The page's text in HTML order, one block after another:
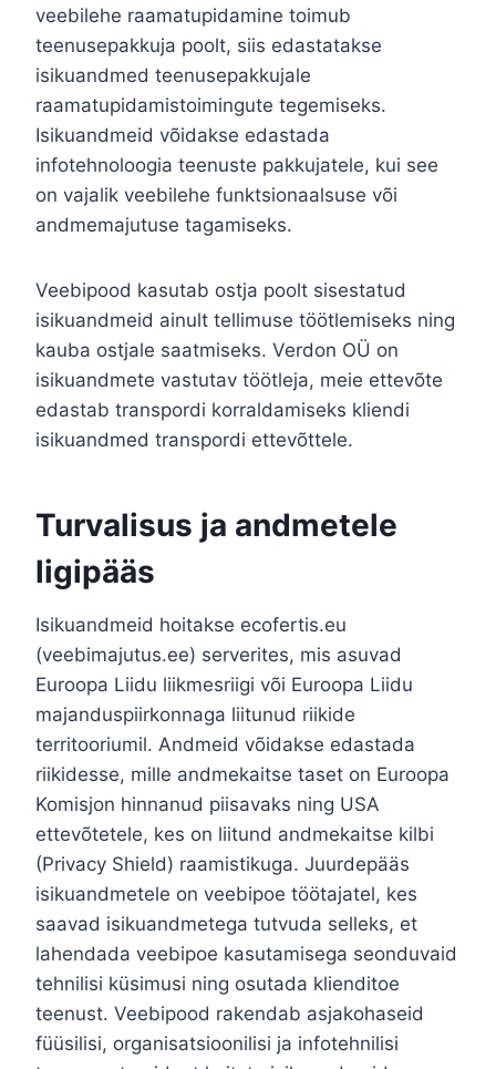
veebilehe raamatupidamine toimub
teenusepakkuja poolt, siis edastatakse
isikuandmed teenusepakkujale
raamatupidamistoimingute tegemiseks.
Isikuandmeid võidakse edastada
infotehnoloogia teenuste pakkujatele, kui see
on vajalik veebilehe funktsionaalsuse või
andmemajutuse tagamiseks.
Veebipood kasutab ostja poolt sisestatud
isikuandmeid ainult tellimuse töötlemiseks ning
kauba ostjale saatmiseks. Verdon OÜ on
isikuandmete vastutav töötleja, meie ettevõte
edastab transpordi korraldamiseks kliendi
isikuandmed transpordi ettevõttele.
Turvalisus ja andmetele
ligipääs
Isikuandmeid hoitakse ecofertis.eu
(veebimajutus.ee) serverites, mis asuvad
Euroopa Liidu liikmesriigi või Euroopa Liidu
majanduspiirkonnaga liitunud riikide
territooriumil. Andmeid võidakse edastada
riikidesse, mille andmekaitse taset on Euroopa
Komisjon hinnanud piisavaks ning USA
ettevõtetele, kes on liitund andmekaitse kilbi
(Privacy Shield) raamistikuga. Juurdepääs
isikuandmetele on veebipoe töötajatel, kes
saavad isikuandmetega tutvuda selleks, et
lahendada veebipoe kasutamisega seonduvaid
tehnilisi küsimusi ning osutada klienditoe
teenust. Veebipood rakendab asjakohaseid
füüsilisi, organisatsioonilisi ja infotehnilisi